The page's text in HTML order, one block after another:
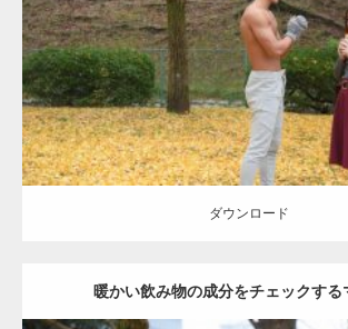
肩
ダウンロード
ダウンロード
暖かい飲み物の成分をチェックする